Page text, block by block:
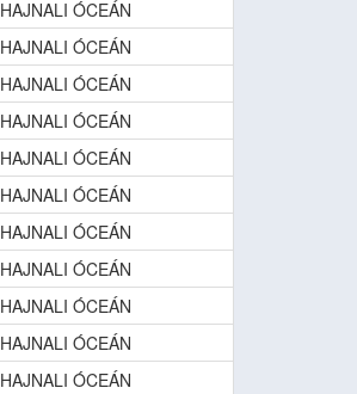
HAJNALI ÓCEÁN
HAJNALI ÓCEÁN
HAJNALI ÓCEÁN
HAJNALI ÓCEÁN
HAJNALI ÓCEÁN
HAJNALI ÓCEÁN
HAJNALI ÓCEÁN
HAJNALI ÓCEÁN
HAJNALI ÓCEÁN
HAJNALI ÓCEÁN
HAJNALI ÓCEÁN